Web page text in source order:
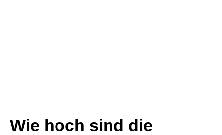
Wie hoch sind die